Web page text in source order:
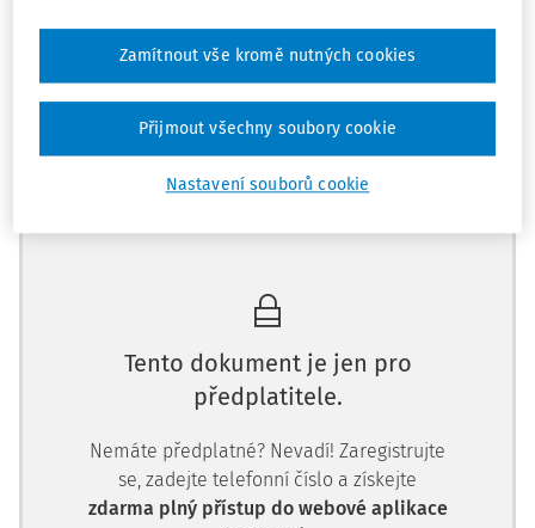
odborných pracoven. Rizika vyplývající z přístupu žáků
preventivního programu.
Tento dokument je jen pro
předplatitele.
Nemáte předplatné? Nevadí! Zaregistrujte
se, zadejte telefonní číslo a získejte
zdarma plný přístup do webové aplikace
Nastavení souborů cookie
Zamítnout vše kromě nutných cookies
Přijmout všechny soubory cookie